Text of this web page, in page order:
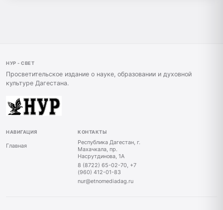
НУР - СВЕТ
Просветительское издание о науке, образовании и духовной
культуре Дагестана.
НАВИГАЦИЯ
Главная
КОНТАКТЫ
Республика Дагестан, г.
Махачкала, пр.
Насрутдинова, 1А
8 (8722) 65-02-70, +7
(960) 412-01-83
nur@etnomediadag.ru